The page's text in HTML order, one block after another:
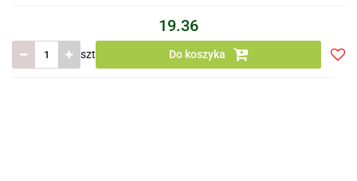
19.36
szt Do koszyka